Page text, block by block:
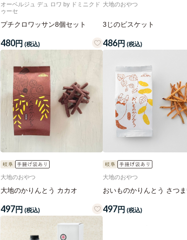
オーベルジュ デュ ロワ by ドミニクド
ゥーセ
プチクロワッサン8個セット
480円 (税込)
大地のおやつ
3じのビスケット
486円 (税込)
大地のおやつ
大地のかりんとう カカオ
497円 (税込)
大地のおやつ
おいものかりんとう さつ
497円 (税込)